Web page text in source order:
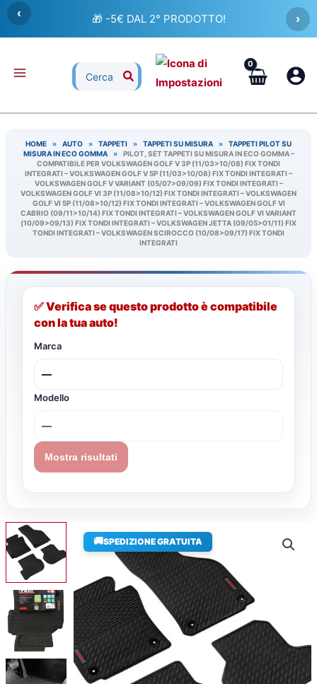
Vai
contenuto
‹ 🎁 -5€ DAL 2° PRODOTTO! ›
Ricerca
per:
HOME » AUTO » TAPPETI » TAPPETI SU MISURA »
TAPPETI PILOT SU
MISURA IN ECO GOMMA
»
PILOT, SET TAPPETI SU MISURA IN ECO GOMMA –
COMPATIBILE PER VOLKSWAGEN GOLF V 3P (11/03>10/08) FIX TONDI
INTEGRATI – VOLKSWAGEN GOLF V 5P (11/03>10/08) FIX TONDI INTEGRATI –
VOLKSWAGEN GOLF V VARIANT (05/07>09/09) FIX TONDI INTEGRATI –
VOLKSWAGEN GOLF VI 3P (11/08>10/12) FIX TONDI INTEGRATI – VOLKSWAGEN
GOLF VI 5P (11/08>10/12) FIX TONDI INTEGRATI – VOLKSWAGEN GOLF VI
CABRIO (09/11>10/14) FIX TONDI INTEGRATI – VOLKSWAGEN GOLF VI VARIANT
(10/09>09/13) FIX TONDI INTEGRATI – VOLKSWAGEN JETTA (09/05>01/11) FIX
TONDI INTEGRATI – VOLKSWAGEN SCIROCCO (10/08>09/17) FIX TONDI
INTEGRATI
✅ Verifica se questo prodotto è compatibile
con la tua auto!
Marca
Modello
Mostra risultati
🚚SPEDIZIONE GRATUITA